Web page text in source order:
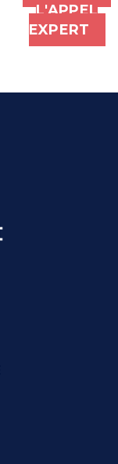
L'APPEL
EXPERT